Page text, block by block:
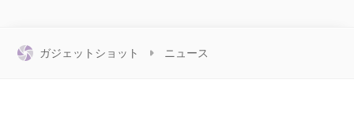
ガジェットショット ニュース